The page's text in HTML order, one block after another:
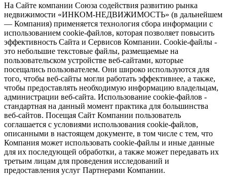
На Сайте компании Союза содействия развитию рынка
недвижимости «ИНКОМ-НЕДВИЖИМОСТЬ» (в дальнейшем
— Компания) применяется технология сбора информации с
использованием cookie-файлов, которая позволяет повысить
эффективность Сайта и Сервисов Компании. Сookie-файлы -
это небольшие текстовые файлы, размещаемые на
пользовательском устройстве веб-сайтами, которые
посещались пользователем. Они широко используются для
того, чтобы веб-сайты могли работать эффективнее, а также,
чтобы предоставлять необходимую информацию владельцам,
администрации веб-сайта. Использование cookie-файлов -
стандартная на данный момент практика для большинства
веб-сайтов. Посещая Сайт Компании пользователь
соглашается с условиями использования cookie-файлов,
описанными в настоящем документе, в том числе с тем, что
Компания может использовать cookie-файлы и иные данные
для их последующей обработки, а также может передавать их
третьим лицам для проведения исследований и
предоставления услуг Партнерами Компании.